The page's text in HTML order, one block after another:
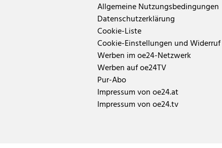
Allgemeine Nutzungsbedingungen
Datenschutzerklärung
Cookie-Liste
Cookie-Einstellungen und Widerruf
Werben im oe24-Netzwerk
Werben auf oe24TV
Pur-Abo
Impressum von oe24.at
Impressum von oe24.tv